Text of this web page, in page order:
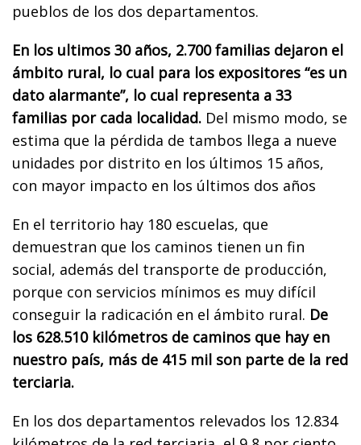
pueblos de los dos departamentos.
En los ultimos 30 años, 2.700 familias dejaron el
ámbito rural, lo cual para los expositores “es un
dato alarmante”, lo cual representa a 33
familias por cada localidad. Del mismo modo, se
estima que la pérdida de tambos llega a nueve
unidades por distrito en los últimos 15 años,
con mayor impacto en los últimos dos años
En el territorio hay 180 escuelas, que
demuestran que los caminos tienen un fin
social, además del transporte de producción,
porque con servicios mínimos es muy difícil
conseguir la radicación en el ámbito rural. De
los 628.510 kilómetros de caminos que hay en
nuestro país, más de 415 mil son parte de la red
terciaria.
En los dos departamentos relevados los 12.834